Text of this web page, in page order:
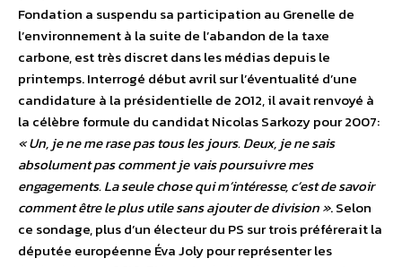
Fondation a suspendu sa participation au Grenelle de
l’environnement à la suite de l’abandon de la taxe
carbone, est très discret dans les médias depuis le
printemps. Interrogé début avril sur l’éventualité d’une
candidature à la présidentielle de 2012, il avait renvoyé à
la célèbre formule du candidat Nicolas Sarkozy pour 2007:
« Un, je ne me rase pas tous les jours. Deux, je ne sais
absolument pas comment je vais poursuivre mes
engagements. La seule chose qui m’intéresse, c’est de savoir
comment être le plus utile sans ajouter de division ». Selon
ce sondage, plus d’un électeur du PS sur trois préférerait la
députée européenne Éva Joly pour représenter les